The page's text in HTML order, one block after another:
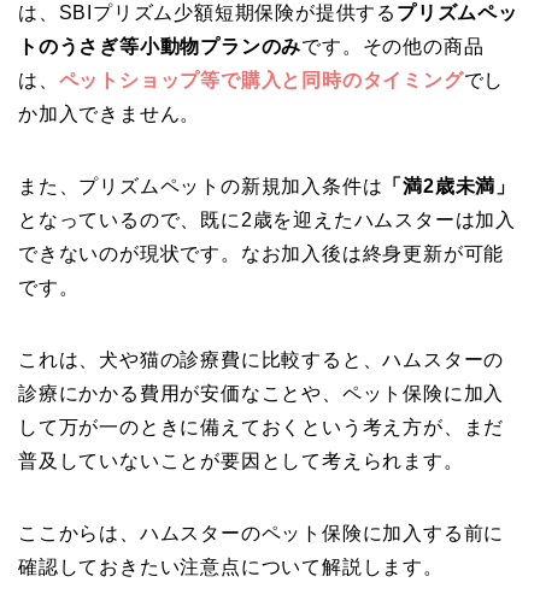
は、SBIプリズム少額短期保険が提供する プリズムペッ
トのうさぎ等小動物プランのみです。その他の商品
は、 ペットショップ等で購入と同時のタイミングでし
か加入できません。
また、プリズムペットの新規加入条件は 「満2歳未満」
となっているので、既に2歳を迎えたハムスターは加入
できないのが現状です。なお加入後は終身更新が可能
です。
これは、犬や猫の診療費に比較すると、ハムスターの
診療にかかる費用が安価なことや、ペット保険に加入
して万が一のときに備えておくという考え方が、まだ
普及していないことが要因として考えられます。
ここからは、ハムスターのペット保険に加入する前に
確認しておきたい注意点について解説します。